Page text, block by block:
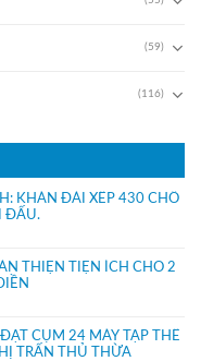
(59)
(116)
KHÁN ĐÀI XẾP 430 CHỔ
ĐẤU.
THIỆN TIỆN ÍCH CHO 2
CỤM 24 MÁY TẬP THỂ
TRẤN THỦ THỪA